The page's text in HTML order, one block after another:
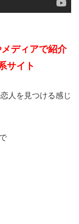
ディアで紹介
サイト
人を見つける感じ